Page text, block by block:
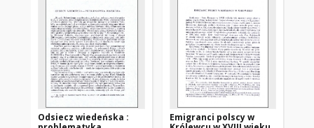
Odsiecz wiedeńska :
Emigranci polscy w